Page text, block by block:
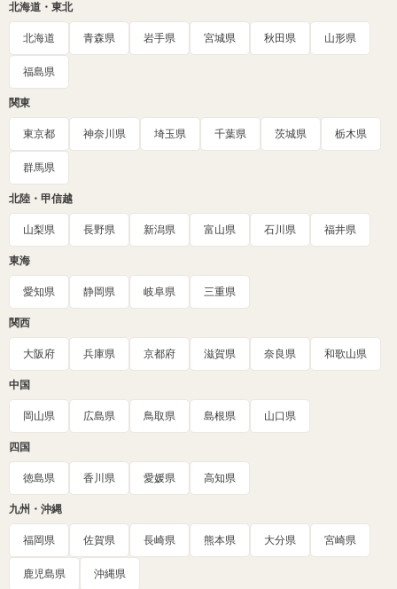
北海道・東北
北海道 青森県 岩手県 宮城県 秋田県 山形県
福島県
関東
東京都 神奈川県 埼玉県 千葉県 茨城県 栃木県
群馬県
北陸・甲信越
山梨県 長野県 新潟県 富山県 石川県 福井県
東海
愛知県 静岡県 岐阜県 三重県
関西
大阪府 兵庫県 京都府 滋賀県 奈良県 和歌山県
中国
岡山県 広島県 鳥取県 島根県 山口県
四国
徳島県 香川県 愛媛県 高知県
九州・沖縄
福岡県 佐賀県 長崎県 熊本県 大分県 宮崎県
鹿児島県 沖縄県